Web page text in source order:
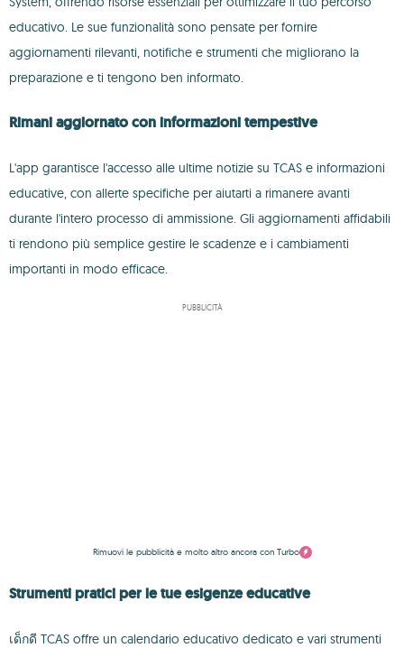
educativo. Le sue funzionalità sono pensate per fornire
aggiornamenti rilevanti, notifiche e strumenti che migliorano la
preparazione e ti tengono ben informato.
Rimani aggiornato con informazioni tempestive
L'app garantisce l'accesso alle ultime notizie su TCAS e informazioni
educative, con allerte specifiche per aiutarti a rimanere avanti
durante l'intero processo di ammissione. Gli aggiornamenti affidabili
ti rendono più semplice gestire le scadenze e i cambiamenti
importanti in modo efficace.
PUBBLICITÀ
Rimuovi le pubblicità e molto altro ancora con Turbo
Strumenti pratici per le tue esigenze educative
เด็กดี TCAS offre un calendario educativo dedicato e vari strumenti